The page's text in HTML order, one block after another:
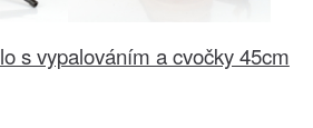
s vypalováním a cvočky 45cm